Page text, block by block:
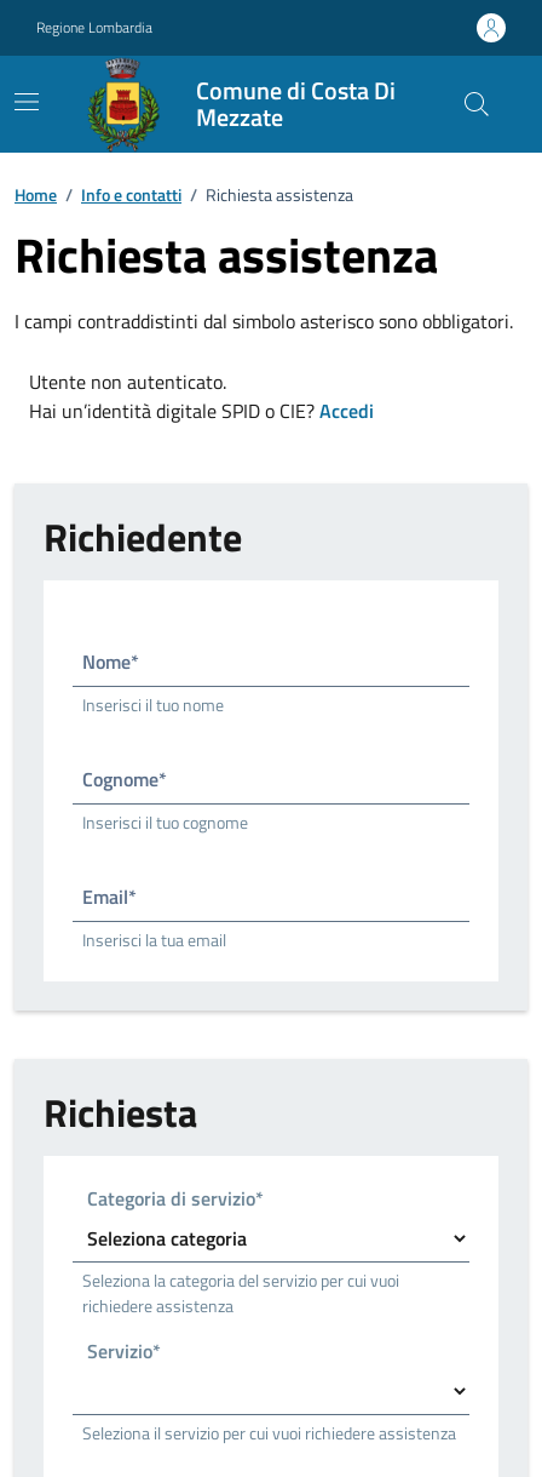
Regione Lombardia
Comune di Costa Di
Mezzate
Home / Info e contatti / Richiesta assistenza
Richiesta assistenza
I campi contraddistinti dal simbolo asterisco sono obbligatori.
Utente non autenticato.
Hai un’identità digitale SPID o CIE?Accedi
Richiedente
Nome*
Inserisci il tuo nome
Cognome*
Inserisci il tuo cognome
Email*
Inserisci la tua email
Richiesta
Categoria di servizio*
Seleziona la categoria del servizio per cui vuoi
richiedere assistenza
Servizio*
Seleziona il servizio per cui vuoi richiedere assistenza